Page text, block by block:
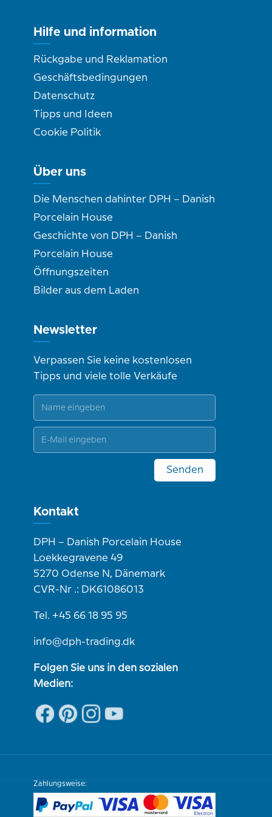
Hilfe und information
Rückgabe und Reklamation
Geschäftsbedingungen
Datenschutz
Tipps und Ideen
Cookie Politik
Über uns
Die Menschen dahinter DPH – Danish
Porcelain House
Geschichte von DPH – Danish
Porcelain House
Öffnungszeiten
Bilder aus dem Laden
Newsletter
Verpassen Sie keine kostenlosen
Tipps und viele tolle Verkäufe
Senden
Kontakt
DPH – Danish Porcelain House
Loekkegravene 49
5270 Odense N, Dänemark
CVR-Nr .: DK61086013
Tel. +45 66 18 95 95
info@dph-trading.dk
Folgen Sie uns in den sozialen
Medien:
Zahlungsweise: